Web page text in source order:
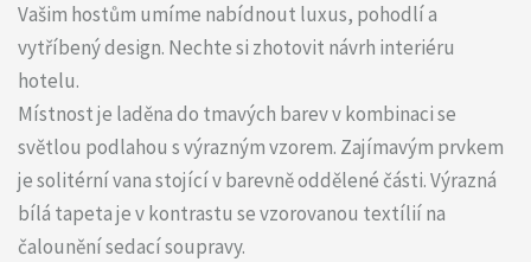
Vašim hostům umíme nabídnout luxus, pohodlí a
vytříbený design. Nechte si zhotovit návrh interiéru
hotelu.
Místnost je laděna do tmavých barev v kombinaci se
světlou podlahou s výrazným vzorem. Zajímavým prvkem
je solitérní vana stojící v barevně oddělené části. Výrazná
bílá tapeta je v kontrastu se vzorovanou textílií na
čalounění sedací soupravy.